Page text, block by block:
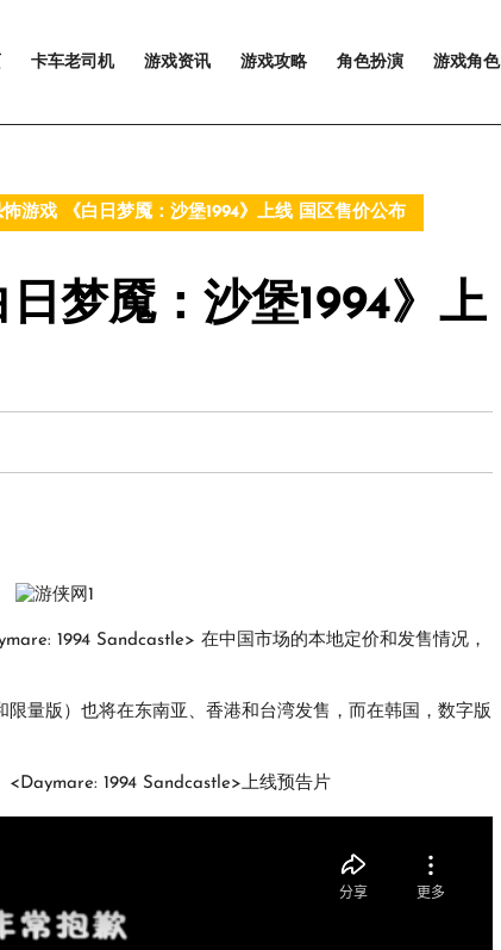
卡车老司机 游戏资讯 游戏攻略 角色扮演 游戏角色
游戏 《白日梦魇：沙堡1994》上线 国区售价公布
梦魇：沙堡1994》上
1994 Sandcastle> 在中国市场的本地定价和发售情况，
量版）也将在东南亚、香港和台湾发售，而在韩国，数字版
<Daymare: 1994 Sandcastle>上线预告片